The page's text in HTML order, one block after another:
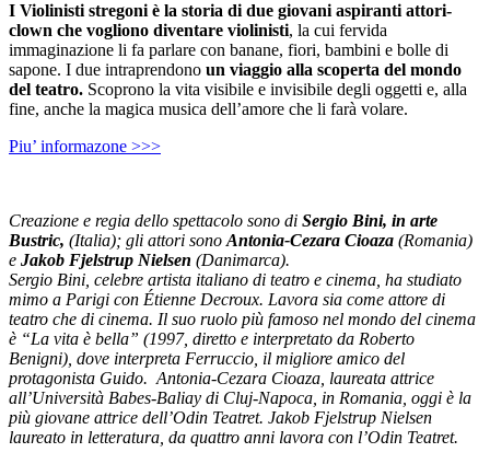
I Violinisti stregoni è la storia di due giovani aspiranti attori-
clown che vogliono diventare violinisti, la cui fervida
immaginazione li fa parlare con banane, fiori, bambini e bolle di
sapone. I due intraprendono un viaggio alla scoperta del mondo
del teatro. Scoprono la vita visibile e invisibile degli oggetti e, alla
fine, anche la magica musica dell’amore che li farà volare.
Piu’ informazone >>>
Creazione e regia dello spettacolo sono di Sergio Bini, in arte
Bustric, (Italia); gli attori sono Antonia-Cezara Cioaza (Romania)
e Jakob Fjelstrup Nielsen (Danimarca).
Sergio Bini, celebre artista italiano di teatro e cinema, ha studiato
mimo a Parigi con Étienne Decroux. Lavora sia come attore di
teatro che di cinema. Il suo ruolo più famoso nel mondo del cinema
è “La vita è bella” (1997, diretto e interpretato da Roberto
Benigni), dove interpreta Ferruccio, il migliore amico del
protagonista Guido. Antonia-Cezara Cioaza, laureata attrice
all’Università Babes-Baliay di Cluj-Napoca, in Romania, oggi è la
più giovane attrice dell’Odin Teatret. Jakob Fjelstrup Nielsen
laureato in letteratura, da quattro anni lavora con l’Odin Teatret.